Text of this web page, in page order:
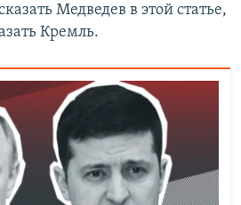
Медведев в этой статье,
Кремль.